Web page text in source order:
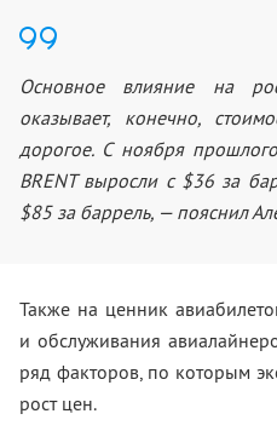
Основное влияние на
оказывает, конечно,
дорогое. С ноября
BRENT выросли с $36 за
$85 за баррель, — пояснил
Также на ценник
и обслуживания
ряд факторов, по которым
рост цен.